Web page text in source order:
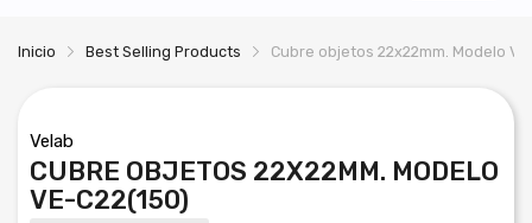
Inicio Best Selling Products Cubre objetos 22x22mm. Modelo
Velab
CUBRE OBJETOS 22X22MM. MODELO
VE-C22(150)